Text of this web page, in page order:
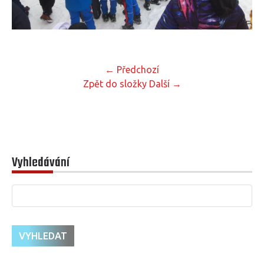
← Předchozí
Zpět do složky Další →
Vyhledávání